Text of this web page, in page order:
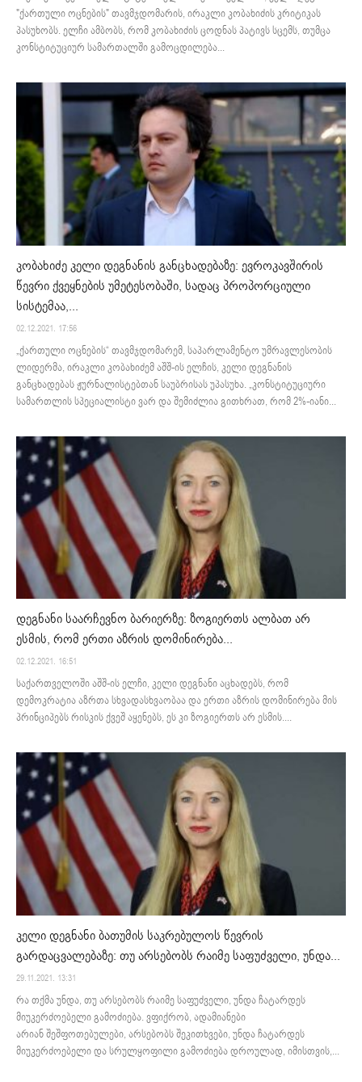
"ქართული ოცნების" თავმჯდომარის, ირაკლი კობახიძის კრიტიკას
პასუხობს. ელჩი ამბობს, რომ კობახიძის ცოდნას პატივს სცემს, თუმცა
კონსტიტუციურ სამართალში გამოცდილება...
კობახიძე კელი დეგნანის განცხადებაზე: ევროკავშირის
წევრი ქვეყნების უმეტესობაში, სადაც პროპორციული
სისტემაა,...
02.12.2021. 17:56
„ქართული ოცნების“ თავმჯდომარემ, საპარლამენტო უმრავლესობის
ლიდერმა, ირაკლი კობახიძემ აშშ-ის ელჩის, კელი დეგნანის
განცხადებას ჟურნალისტებთან საუბრისას უპასუხა. „კონსტიტუციური
სამართლის სპეციალისტი ვარ და შემიძლია გითხრათ, რომ 2%-იანი...
დეგნანი საარჩევნო ბარიერზე: ზოგიერთს ალბათ არ
ესმის, რომ ერთი აზრის დომინირება...
02.12.2021. 16:51
საქართველოში აშშ-ის ელჩი, კელი დეგნანი აცხადებს, რომ
დემოკრატია აზრთა სხვადასხვაობაა და ერთი აზრის დომინირება მის
პრინციპებს რისკის ქვეშ აყენებს, ეს კი ზოგიერთს არ ესმის....
კელი დეგნანი ბათუმის საკრებულოს წევრის
გარდაცვალებაზე: თუ არსებობს რაიმე საფუძველი, უნდა...
29.11.2021. 13:31
რა თქმა უნდა, თუ არსებობს რაიმე საფუძველი, უნდა ჩატარდეს
მიუკერძოებელი გამოძიება. ვფიქრობ, ადამიანები
არიან შეშფოთებულები, არსებობს შეკითხვები, უნდა ჩატარდეს
მიუკერძოებელი და სრულყოფილი გამოძიება დროულად, იმისთვის,...